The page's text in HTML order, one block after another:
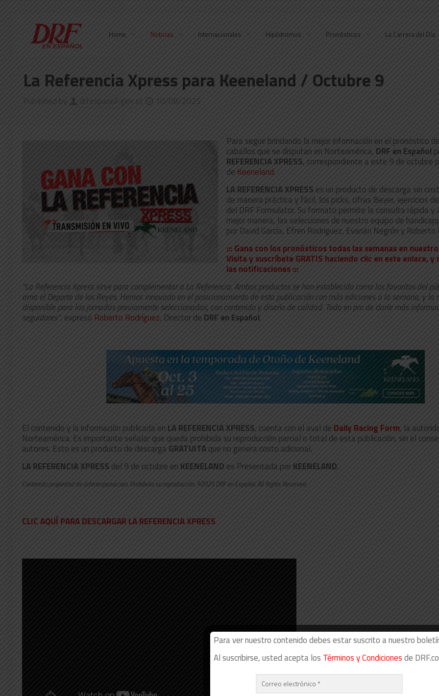
Home Noticias Internacionales Hipódromos Pronósticos La Carrera del Día
La Referencia Xpress para Keeneland / Octubre 9
Published by drfespanol-gen at 10/08/2025
Para seguir brindando la mejor información en el pronóstico
caballos que se disputan en Norteamérica, DRF en Español
REFERENCIA XPRESS, correspondiente a este 9 de octubre
de Keeneland.
LA REFERENCIA XPRESS es un producto de descarga sin
de manera práctica y fácil, los picks, cifras Beyer, ejercicios
del DRF Formulator. Su formato permite la consulta rápida y
mejor manera, las selecciones de nuestro equipo de
por David García, Efren Rodriguez, Evanán Negrón y Roberto
::: Gana con los pronósticos todas las semanas en
Visita y suscríbete GRATIS haciendo clic en este enlace,
las notificaciones :::
“La Referencia Xpress sirve para complementar a La Referencia. Ambos productos se han establecido como los favoritos del
ama el Deporte de los Reyes. Hemos innovado en el posicionamiento de esta publicación con más ediciones a la semana, y la
disponible para las jornadas previamente seleccionadas, con contenido y diseño de calidad. Todo en pro de darle más
seguidores”, expresó Roberto Rodríguez, Director de DRF en Español.
El contenido y la información publicada en LA REFERENCIA XPRESS, cuenta con el aval de Daily Racing Form, la
Norteamérica. Es importante señalar que queda prohibida su reproducción parcial o total de esta publicación, sin el
autores. Esto es un producto de descarga GRATUITAque no genera costo adicional.
LA REFERENCIA XPRESS del 9 de octubre en KEENELAND es Presentada porKEENELAND.
Contenido propiedad de drfenespanol.com. Prohibida su reproducción. ©2025 DRF en Español. All Rights Reserved.
CLIC AQUÍ PARA DESCARGAR LA REFERENCIA XPRESS
Para ver nuestro contenido debes estar suscrito a nuestro
Al suscribirse, usted acepta los Términos y Condicionesde